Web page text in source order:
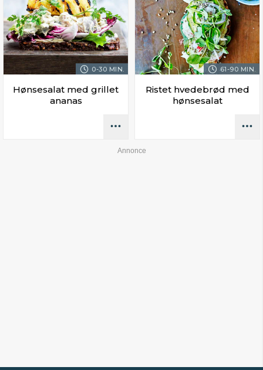
0-30 MIN.
Hønsesalat med grillet
ananas
61-90 MIN.
Ristet hvedebrød med
hønsesalat